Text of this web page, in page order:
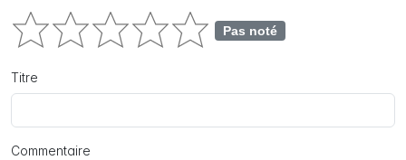
Pas noté
Titre
Commentaire